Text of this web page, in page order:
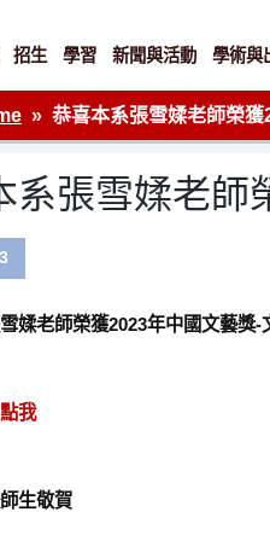
招生 學習 新聞與活動 學術與
恭喜本系張雪媃老師榮
系張雪媃老師
媃老師榮獲2023年中國文藝獎-
點我
生敬賀